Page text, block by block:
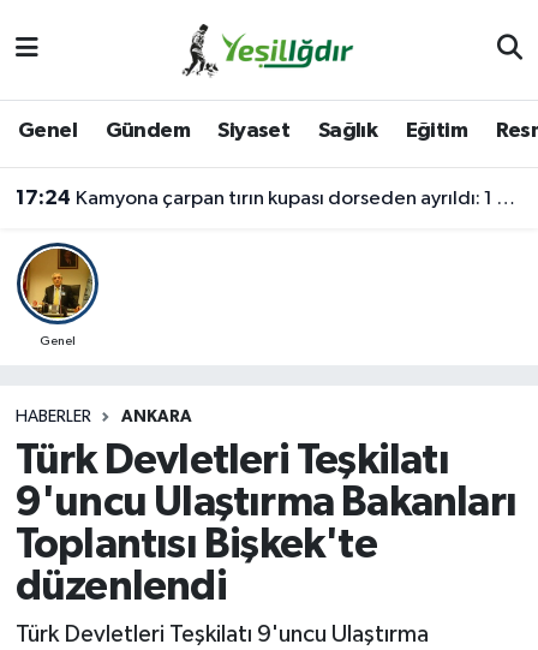
Genel Gündem Siyaset Sağlık Eğitim
17:24 Kamyona çarpan tırın kupası dorseden ayrıldı: 1 ağır yaralı
Genel
HABERLER ANKARA
Türk Devletleri Teşkilatı
9'uncu Ulaştırma Bakanları
Toplantısı Bişkek'te
düzenlendi
Türk Devletleri Teşkilatı 9'uncu Ulaştırma
İğdir Namaz Vakitleri
Iğdır Trafik Yoğunluk Haritası
Süper Lig Puan Durumu ve Fikstür
Son Dakika Haberleri
Haber Arşivi